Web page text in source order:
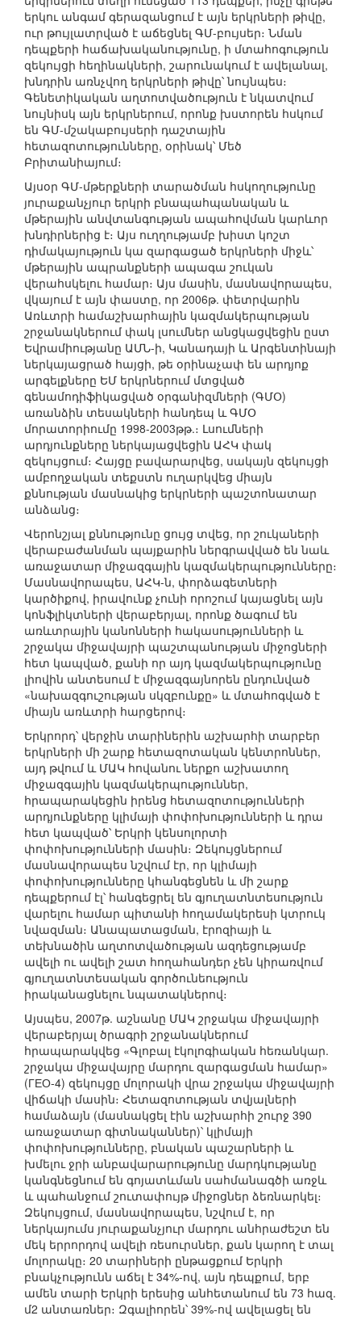
երկու անգամ գերազանցում է այն երկրների թիվը,
ուր թույլատրված է աճեցնել ԳՄ-բույսեր։ Նման
դեպքերի հաճախականությունը, ի մտահոգություն
զեկույցի հեղինակների, շարունակում է ավելանալ,
խնդրին առնչվող երկրների թիվը՝ նույնպես։
Գենետիկական աղտոտվածություն է նկատվում
նույնիսկ այն երկրներում, որոնք խստորեն հսկում
են ԳՄ-մշակաբույսերի դաշտային
հետազոտությունները, օրինակ՝ Մեծ
Բրիտանիայում։
Այսօր ԳՄ-մթերքների տարածման հսկողությունը
յուրաքանչյուր երկրի բնապահպանական և
մթերային անվտանգության ապահովման կարևոր
խնդիրներից է։ Այս ուղղությամբ խիստ կոշտ
դիմակայություն կա զարգացած երկրների միջև՝
մթերային ապրանքների ապագա շուկան
վերահսկելու համար։ Այս մասին, մասնավորապես,
վկայում է այն փաստը, որ 2006թ. փետրվարին
Առևտրի համաշխարհային կազմակերպության
շրջանակներում փակ լսումներ անցկացվեցին ըստ
Եվրամիությանը ԱՄՆ-ի, Կանադայի և Արգենտինայի
ներկայացրած հայցի, թե օրինաչափ են արդյոք
արգելքները ԵՄ երկրներում մտցված
գենամոդիֆիկացված օրգանիզմների (ԳՄՕ)
առանձին տեսակների հանդեպ և ԳՄՕ
մորատորիումը 1998-2003թթ.։ Լսումների
արդյունքները ներկայացվեցին ԱՀԿ փակ
զեկույցում։ Հայցը բավարարվեց, սակայն զեկույցի
ամբողջական տեքստն ուղարկվեց միայն
քննության մասնակից երկրների պաշտոնատար
անձանց։
Վերոնշյալ քննությունը ցույց տվեց, որ շուկաների
վերաբաժանման պայքարին ներգրավված են նաև
առաջատար միջազգային կազմակերպությունները։
Մասնավորապես, ԱՀԿ-ն, փորձագետների
կարծիքով, իրավունք չունի որոշում կայացնել այն
կոնֆլիկտների վերաբերյալ, որոնք ծագում են
առևտրային կանոնների հակասությունների և
շրջակա միջավայրի պաշտպանության միջոցների
հետ կապված, քանի որ այդ կազմակերպությունը
լիովին անտեսում է միջազգայնորեն ընդունված
«նախազգուշության սկզբունքը» և մտահոգված է
միայն առևտրի հարցերով։
Երկրորդ՝ վերջին տարիներին աշխարհի տարբեր
երկրների մի շարք հետազոտական կենտրոններ,
այդ թվում և ՄԱԿ հովանու ներքո աշխատող
միջազգային կազմակերպություններ,
հրապարակեցին իրենց հետազոտությունների
արդյունքները կլիմայի փոփոխությունների և դրա
հետ կապված՝ Երկրի կենսոլորտի
փոփոխությունների մասին։ Զեկույցներում
մասնավորապես նշվում էր, որ կլիմայի
փոփոխությունները կհանգեցնեն և մի շարք
դեպքերում էլ՝ հանգեցրել են գյուղատնտեսություն
վարելու համար պիտանի հողամակերեսի կտրուկ
նվազման։ Անապատացման, էրոզիայի և
տեխնածին աղտոտվածության ազդեցությամբ
ավելի ու ավելի շատ հողահանդեր չեն կիրառվում
գյուղատնտեսական գործունեություն
իրականացնելու նպատակներով։
Այսպես, 2007թ. աշնանը ՄԱԿ շրջակա միջավայրի
վերաբերյալ ծրագրի շրջանակներում
հրապարակվեց «Գլոբալ էկոլոգիական հեռանկար.
շրջակա միջավայրը մարդու զարգացման համար»
(ГЕО-4) զեկույցը մոլորակի վրա շրջակա միջավայրի
վիճակի մասին։ Հետազոտության տվյալների
համաձայն (մասնակցել էին աշխարհի շուրջ 390
առաջատար գիտնականներ)՝ կլիմայի
փոփոխությունները, բնական պաշարների և
խմելու ջրի անբավարարությունը մարդկությանը
կանգնեցնում են գոյատևման սահմանագծի առջև
և պահանջում շուտափույթ միջոցներ ձեռնարկել։
Զեկույցում, մասնավորապես, նշվում է, որ
ներկայումս յուրաքանչյուր մարդու անհրաժեշտ են
մեկ երրորդով ավելի ռեսուրսներ, քան կարող է տալ
մոլորակը։ 20 տարիների ընթացքում Երկրի
բնակչությունն աճել է 34%-ով, այն դեպքում, երբ
ամեն տարի Երկրի երեսից անհետանում են 73 հազ.
մ2 անտառներ։ Զգալիորեն՝ 39%-ով ավելացել են